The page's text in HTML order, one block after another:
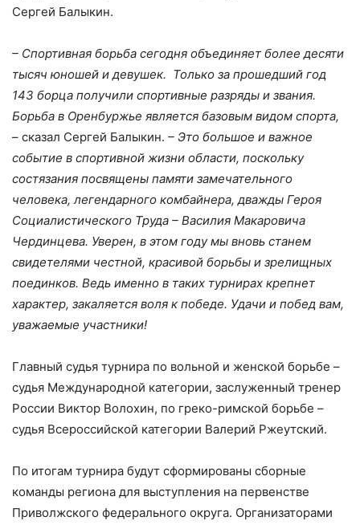
Сергей Балыкин.
– Спортивная борьба сегодня объединяет более десяти
тысяч юношей и девушек. Только за прошедший год
143 борца получили спортивные разряды и звания.
Борьба в Оренбуржье является базовым видом спорта,
– сказал Сергей Балыкин. – Это большое и важное
событие в спортивной жизни области, поскольку
состязания посвящены памяти замечательного
человека, легендарного комбайнера, дважды Героя
Социалистического Труда – Василия Макаровича
Чердинцева. Уверен, в этом году мы вновь станем
свидетелями честной, красивой борьбы и зрелищных
поединков. Ведь именно в таких турнирах крепнет
характер, закаляется воля к победе. Удачи и побед вам,
уважаемые участники!
Главный судья турнира по вольной и женской борьбе –
судья Международной категории, заслуженный тренер
России Виктор Волохин, по греко-римской борьбе –
судья Всероссийской категории Валерий Ржеутский.
По итогам турнира будут сформированы сборные
команды региона для выступления на первенстве
Приволжского федерального округа. Организаторами